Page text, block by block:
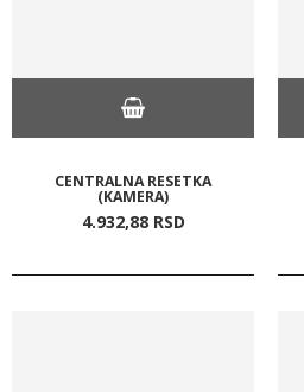
CENTRALNA RESETKA
(KAMERA)
4.932,88 RSD